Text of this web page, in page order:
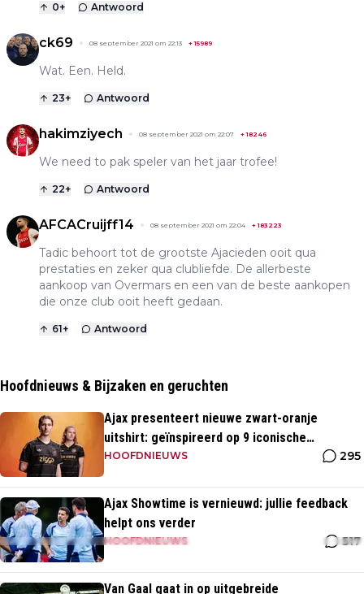
0+ Antwoord
ck69 08 september 2021 om 22:13 +15989
Wat. Een. Held.
23+ Antwoord
hakimziyech 08 september 2021 om 22:07 +18246
We need to pak speler van het jaar trofee!
22+ Antwoord
AFCACruijff14 08 september 2021 om 22:04 +183223
Tadic behoort tot de grootste Ajacieden ooit qua
prestaties en zeker qua clubliefde. De allerbeste
aankoop van Overmars en een van de beste aankopen
die onze club ooit heeft gedaan.
61+ Antwoord
Hoofdnieuws & Bijzaken en geruchten
Ajax presenteert nieuwe zwart-oranje
uitshirt: geïnspireerd op 9 iconische
momenten uit clubhistorie
HOOFDNIEUWS 295
Ajax Showtime is vernieuwd: jullie feedback
helpt ons verder
HOOFDNIEUWS 517
Van Gaal gaat in op uitgebreide